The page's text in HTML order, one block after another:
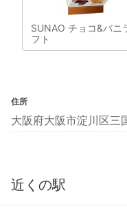
SUNAO チョコ&バニ
フト
住所
大阪府大阪市淀川区三
近くの駅